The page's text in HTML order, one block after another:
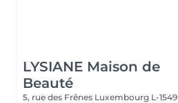
LYSIANE Maison de
Beauté
5, rue des Frênes Luxembourg L-1549